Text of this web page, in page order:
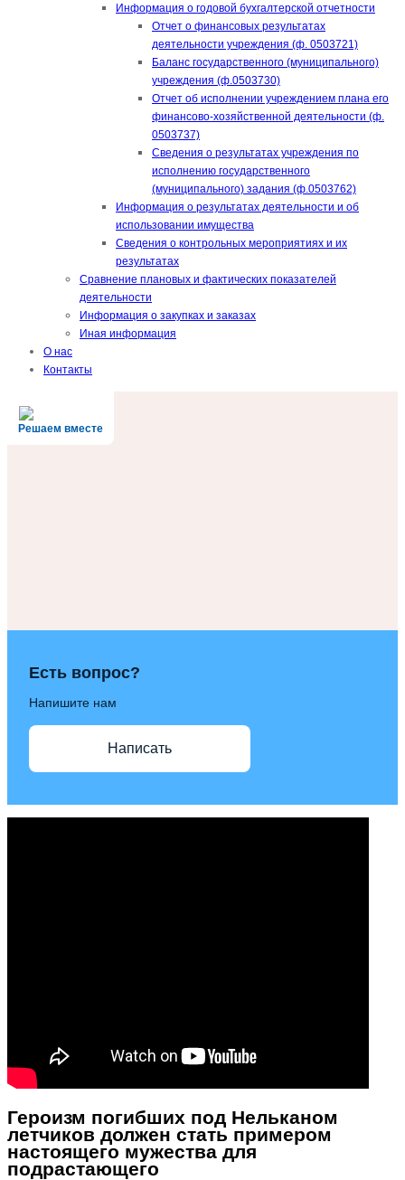
Информация о годовой бухгалтерской отчетности
Отчет о финансовых результатах
деятельности учреждения (ф. 0503721)
Баланс государственного (муниципального)
учреждения (ф.0503730)
Отчет об исполнении учреждением плана его
финансово-хозяйственной деятельности (ф.
0503737)
Сведения о результатах учреждения по
исполнению государственного
(муниципального) задания (ф.0503762)
Информация о результатах деятельности и об
использовании имущества
Сведения о контрольных мероприятиях и их
результатах
Сравнение плановых и фактических показателей
деятельности
Информация о закупках и заказах
Иная информация
О нас
Контакты
Решаем вместе
Есть вопрос?
Напишите нам
Написать
Героизм погибших под Нельканом
летчиков должен стать примером
настоящего мужества для
подрастающего